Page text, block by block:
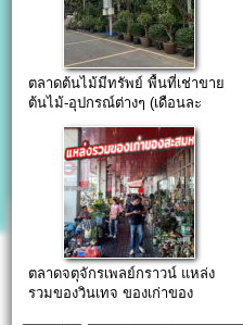
ตลาดต้นไม้มีทรัพย์ พื้นที่เช่าขาย
ต้นไม้-อุปกรณ์ต่างๆ (เดือนละ
ตลาดจตุจักรเพลย์กราวน์ แหล่ง
รวมของวินเทจ ของเก่าของ